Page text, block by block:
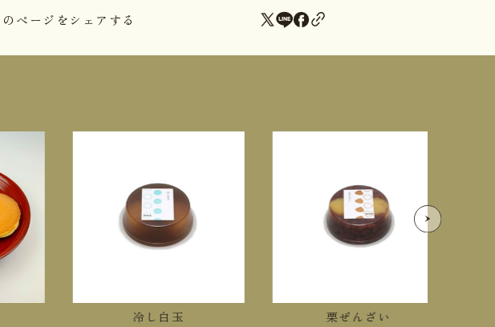
のページをシェアする
冷し白玉 栗ぜんざい